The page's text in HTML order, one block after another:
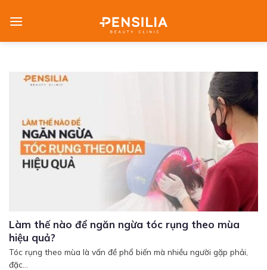
Làm thế nào để ngăn ngừa tóc rụng theo mùa
hiệu quả?
Tóc rụng theo mùa là vấn đề phổ biến mà nhiều người gặp phải,
đặc...